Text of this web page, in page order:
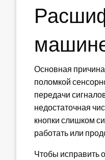
Основная
поломкой
передачи
недостаточная
кнопки слишком
работать или
Чтобы исправить